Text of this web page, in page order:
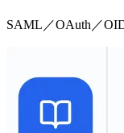
SAML／OAuth／